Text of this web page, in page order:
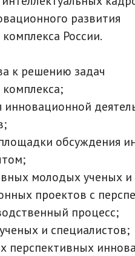
развития
России.
к решению задач
инновационной
обсуждения
молодых ученых и
проектов с
процесс;
и специалистов;
перспективных